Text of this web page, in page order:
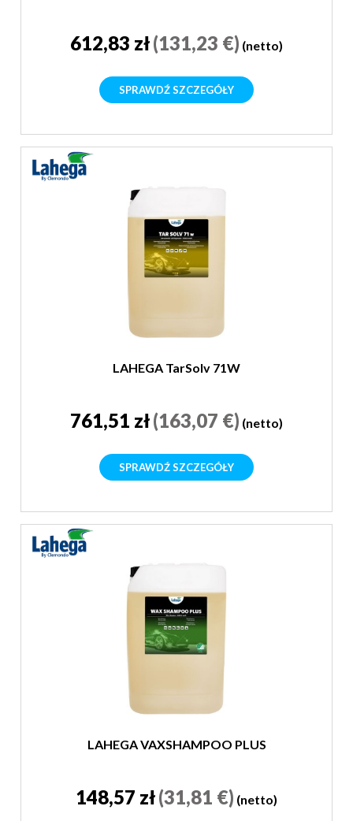
612,83 zł(131,23 €) (netto)
SPRAWDŹ SZCZEGÓŁY
LAHEGA TarSolv 71W
761,51 zł(163,07 €) (netto)
SPRAWDŹ SZCZEGÓŁY
LAHEGA VAXSHAMPOO PLUS
148,57 zł(31,81 €) (netto)